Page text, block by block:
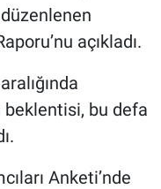
açıkladı.
beklentisi, bu defa
Anketi’nde